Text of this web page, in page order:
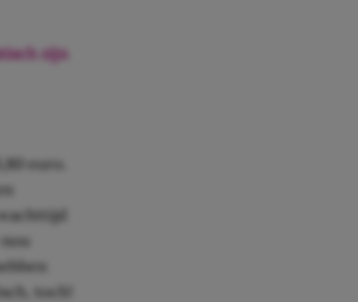
zijn
euro.
toch!